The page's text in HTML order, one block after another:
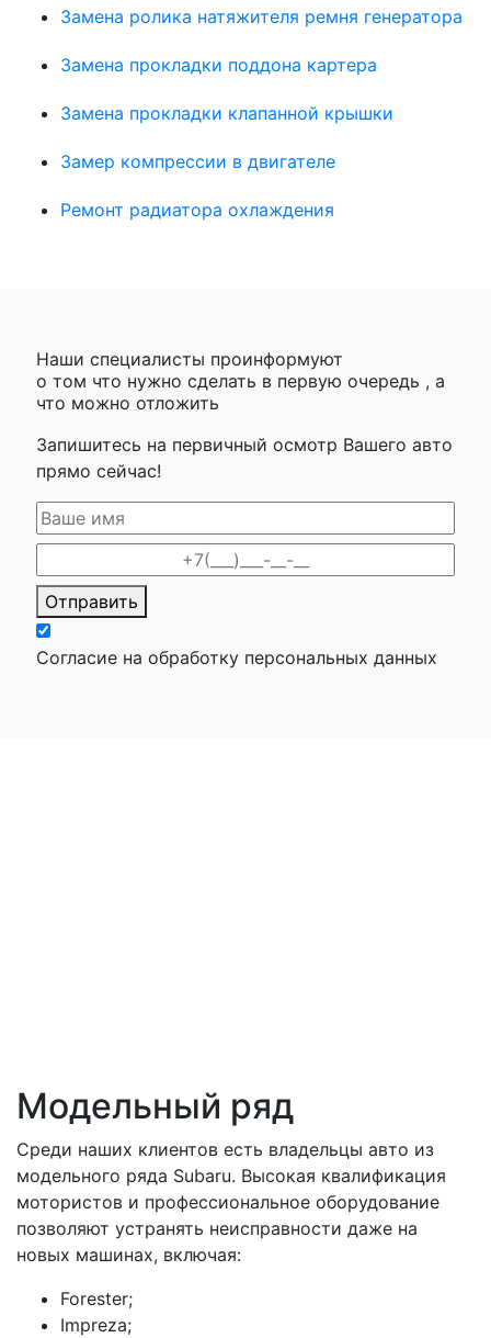
Замена ролика натяжителя ремня генератора
Замена прокладки поддона картера
Замена прокладки клапанной крышки
Замер компрессии в двигателе
Ремонт радиатора охлаждения
Наши специалисты проинформуют
о том что нужно сделать в первую очередь , а
что можно отложить
Запишитесь на первичный осмотр Вашего авто
прямо сейчас!
Отправить
Согласие на обработку персональных данных
Модельный ряд
Среди наших клиентов есть владельцы авто из
модельного ряда Subaru. Высокая квалификация
мотористов и профессиональное оборудование
позволяют устранять неисправности даже на
новых машинах, включая:
Forester;
Impreza;